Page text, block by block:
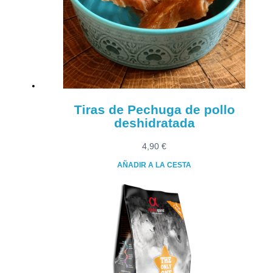
se
pueden
elegir
en
la
página
de
Tiras de Pechuga de pollo
deshidratada
4,90 €
AÑADIR A LA CESTA